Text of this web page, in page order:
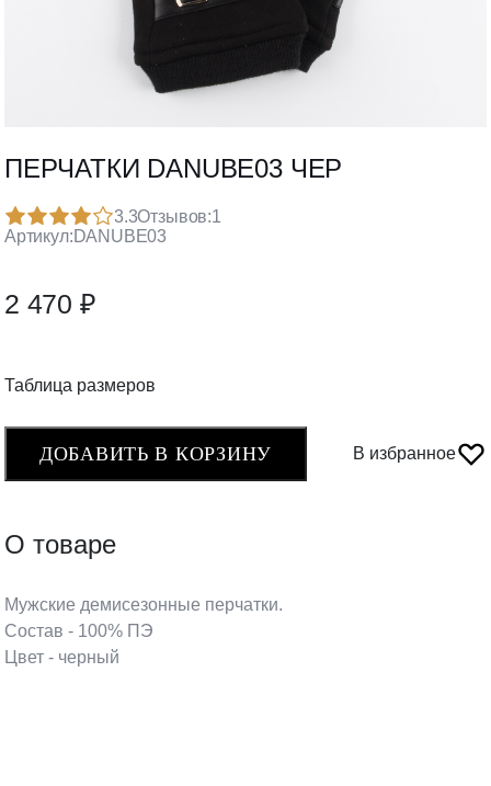
ПЕРЧАТКИ DANUBE03 ЧЕР
3.3Отзывов:1
Артикул:DANUBE03
2 470 ₽
Таблица размеров
ДОБАВИТЬ В КОРЗИНУ В избранное
О товаре
Мужские демисезонные перчатки.
Состав - 100% ПЭ
Цвет - черный